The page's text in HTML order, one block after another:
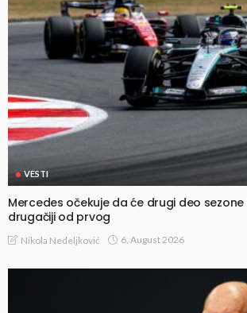
VESTI
Mercedes očekuje da će drugi deo
drugačiji od prvog
Nikola Nedeljković 6, August 2026